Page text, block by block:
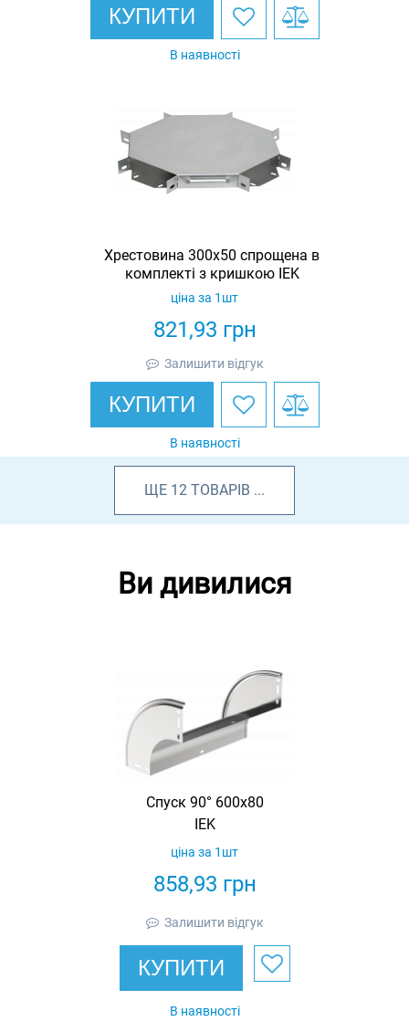
КУПИТИ
В наявності
Хрестовина 300х50 спрощена в
комплекті з кришкою IEK
821,93 грн
ціна за 1шт
Залишити відгук
КУПИТИ
В наявності
ЩЕ 12 ТОВАРІВ ...
Ви дивилися
Спуск 90° 600х80
IEK
858,93 грн
ціна за 1шт
Залишити відгук
КУПИТИ
В наявності